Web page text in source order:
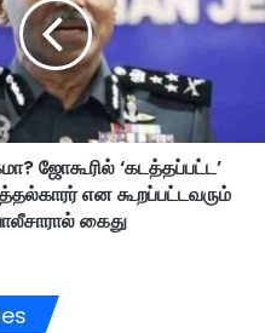
ஜோகூரில் ‘கடத்தப்பட்ட’
என கூறப்பட்டவரும்
கைது